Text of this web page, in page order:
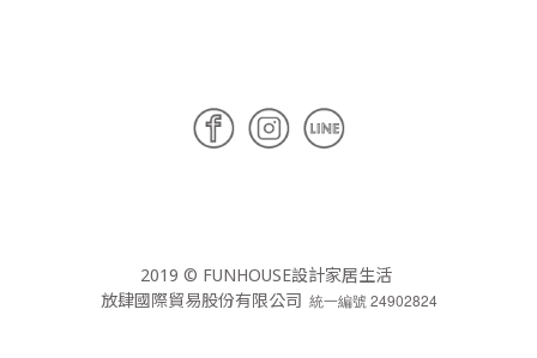
2019 © FUNHOUSE設計家居生活
放肆國際貿易股份有限公司 統一編號 24902824